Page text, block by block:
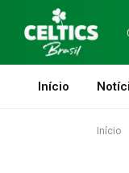
Início
Início